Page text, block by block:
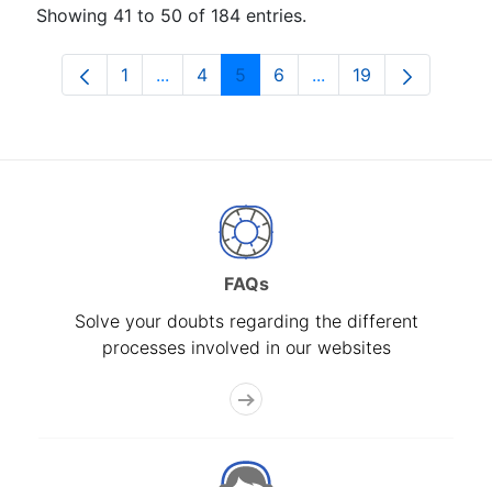
Showing 41 to 50 of 184 entries.
Page
1 ...Intermediate Pages Use TAB to
Page
4 Page
5 Page
6 ...Intermediate Pages
Page
19
FAQs
Solve your doubts regarding the different
processes involved in our websites